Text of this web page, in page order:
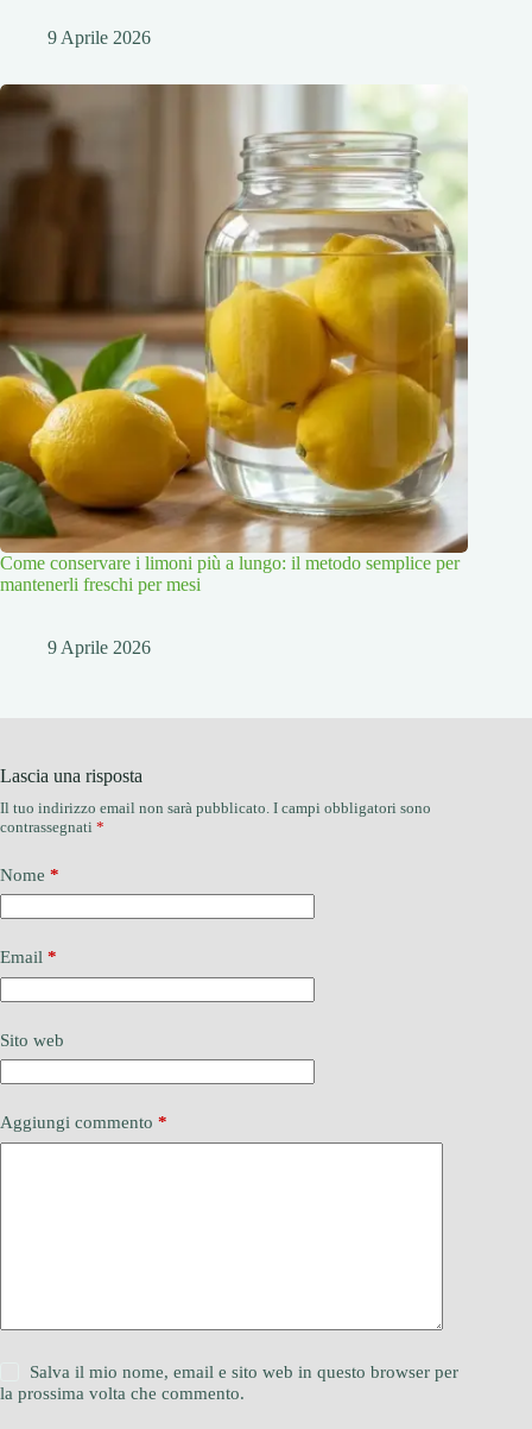
9 Aprile 2026
Come conservare i limoni più a lungo: il metodo semplice per
mantenerli freschi per mesi
9 Aprile 2026
Lascia una risposta
Il tuo indirizzo email non sarà pubblicato. I campi obbligatori sono
contrassegnati *
Nome *
Email *
Sito web
Aggiungi commento *
Salva il mio nome, email e sito web in questo browser per
la prossima volta che commento.